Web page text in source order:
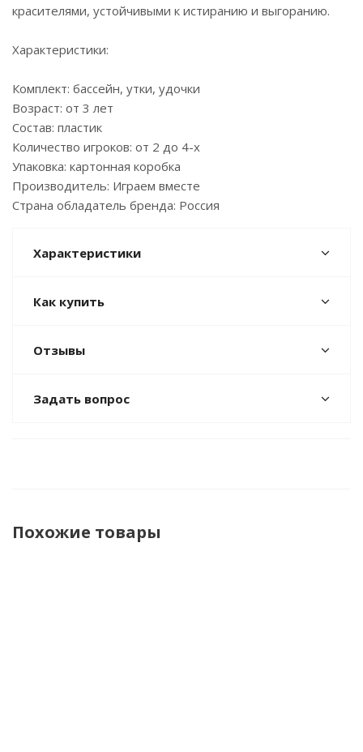
красителями, устойчивыми к истиранию и выгоранию.
Характеристики:
Комплект: бассейн, утки, удочки
Возраст: от 3 лет
Состав: пластик
Количество игроков: от 2 до 4-х
Упаковка: картонная коробка
Производитель: Играем вместе
Страна обладатель бренда: Россия
Характеристики
Как купить
Отзывы
Задать вопрос
Похожие товары